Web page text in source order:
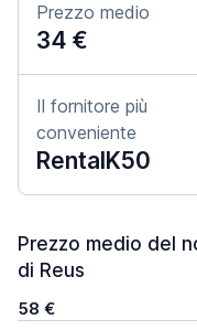
Prezzo medio
34 €
Il fornitore più
conveniente
RentalK50
Prezzo medio del
di Reus
58 €